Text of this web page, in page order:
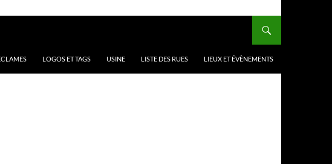
LOGOS ET TAGS USINE LISTE DES RUES LIEUX ET ÉVÈNEMENTS